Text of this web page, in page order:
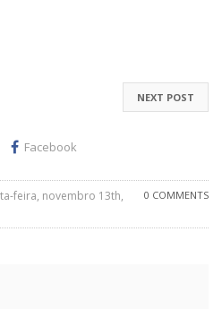
NEXT POST
Facebook
0 COMMENTS
feira, novembro 13th,